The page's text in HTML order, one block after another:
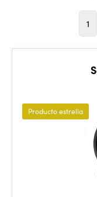
1
Producto estrella